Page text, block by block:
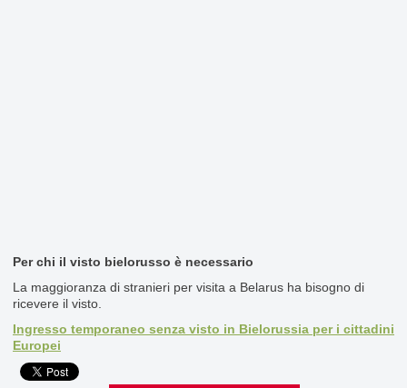
Per chi il visto bielorusso è necessario
La maggioranza di stranieri per visita a Belarus ha bisogno di
ricevere il visto.
Ingresso temporaneo senza visto in Bielorussia per i cittadini
Europei